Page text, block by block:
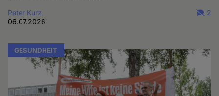
Peter Kurz
06.07.2026
2
GESUNDHEIT